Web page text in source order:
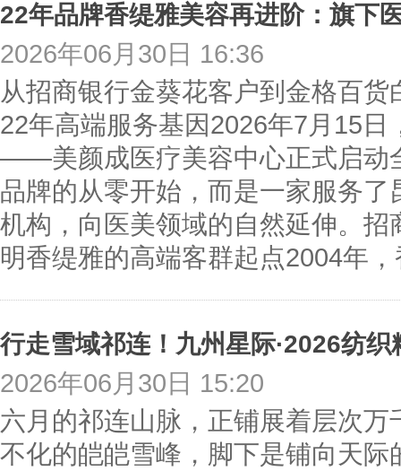
22年品牌香缇雅美容再进阶：旗下
2026年06月30日 16:36
从招商银行金葵花客户到金格百
22年高端服务基因2026年7月15
——美颜成医疗美容中心正式启动
品牌的从零开始，而是一家服务
机构，向医美领域的自然延伸。
明香缇雅的高端客群起点2004年
行走雪域祁连！九州星际·2026纺
2026年06月30日 15:20
六月的祁连山脉，正铺展着层次
不化的皑皑雪峰，脚下是铺向天